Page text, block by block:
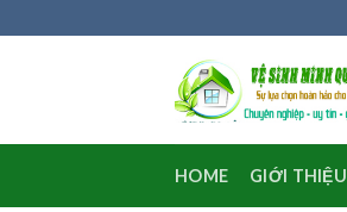
to
HOME GIỚI THIỆU